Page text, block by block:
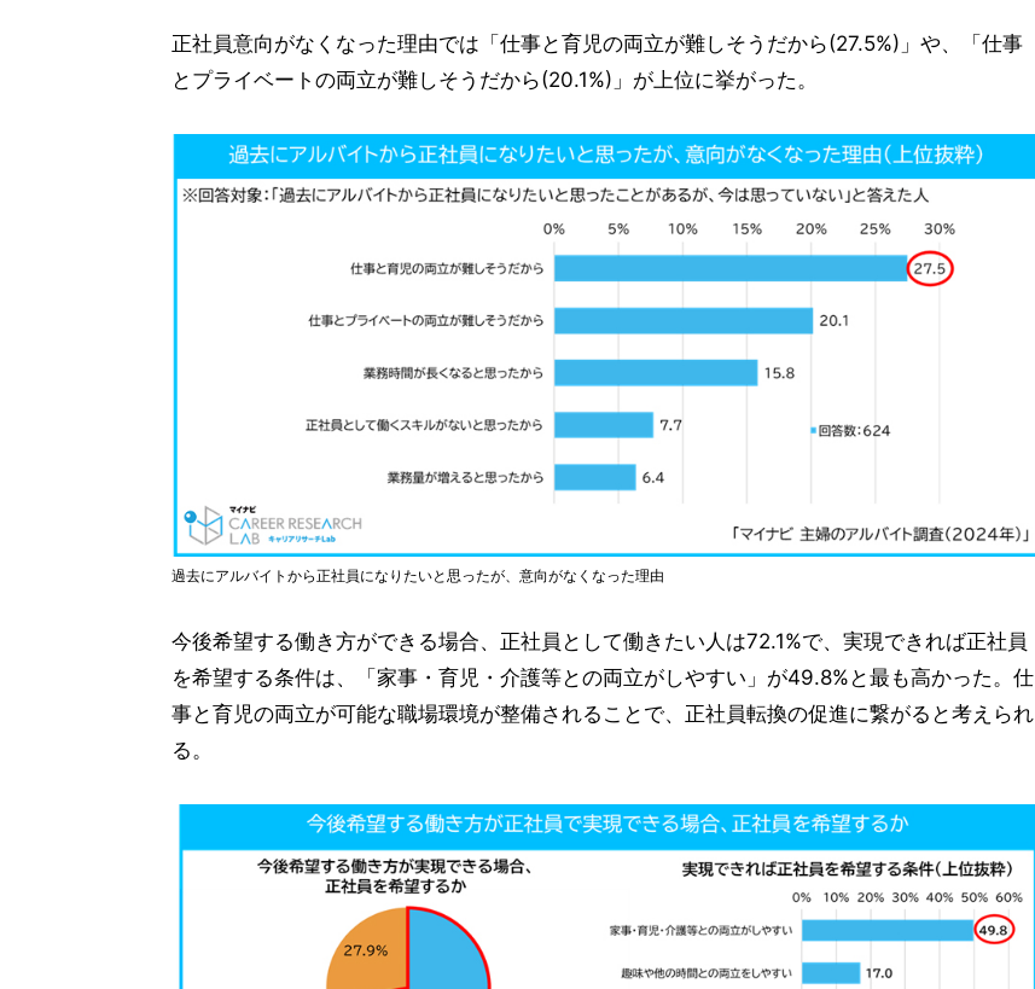
正社員意向がなくなった理由では「仕事と育児の両立が難しそうだから(27.5%)」や、「仕事
とプライベートの両立が難しそうだから(20.1%)」が上位に挙がった。
過去にアルバイトから正社員になりたいと思ったが、意向がなくなった理由
今後希望する働き方ができる場合、正社員として働きたい人は72.1%で、実現できれば正社員
を希望する条件は、「家事・育児・介護等との両立がしやすい」が49.8%と最も高かった。仕
事と育児の両立が可能な職場環境が整備されることで、正社員転換の促進に繋がると考えられ
る。